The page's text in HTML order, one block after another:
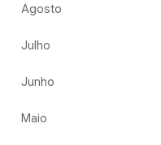
Agosto
Julho
Junho
Maio